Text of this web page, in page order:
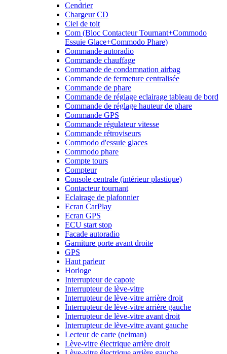
Cendrier
Chargeur CD
Ciel de toit
Com (Bloc Contacteur Tournant+Commodo
Essuie Glace+Commodo Phare)
Commande autoradio
Commande chauffage
Commande de condamnation airbag
Commande de fermeture centralisée
Commande de phare
Commande de réglage eclairage tableau de bord
Commande de réglage hauteur de phare
Commande GPS
Commande régulateur vitesse
Commande rétroviseurs
Commodo d'essuie glaces
Commodo phare
Compte tours
Compteur
Console centrale (intérieur plastique)
Contacteur tournant
Eclairage de plafonnier
Ecran CarPlay
Ecran GPS
ECU start stop
Facade autoradio
Garniture porte avant droite
GPS
Haut parleur
Horloge
Interrupteur de capote
Interrupteur de lève-vitre
Interrupteur de lève-vitre arrière droit
Interrupteur de lève-vitre arrière gauche
Interrupteur de lève-vitre avant droit
Interrupteur de lève-vitre avant gauche
Lecteur de carte (neiman)
Lève-vitre électrique arrière droit